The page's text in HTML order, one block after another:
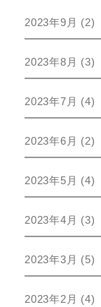
2023年9月 (2)
2023年8月 (3)
2023年7月 (4)
2023年6月 (2)
2023年5月 (4)
2023年4月 (3)
2023年3月 (5)
2023年2月 (4)